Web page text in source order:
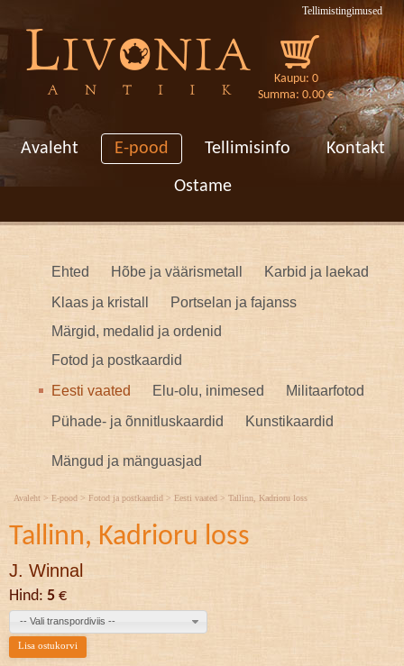
Tellimistingimused
[VAR:loren]
Kaupu: 0
Summa: 0.00 €
Avaleht E-pood Tellimisinfo Kontakt
Ostame
Ehted Hõbe ja väärismetall
Karbid ja laekad
Klaas ja kristall
Portselan ja fajanss
Märgid, medalid ja ordenid
Fotod ja postkaardid
Eesti vaated
Elu-olu, inimesed
Militaarfotod
Pühade- ja õnnitluskaardid
Kunstikaardid
Mängud ja mänguasjad
Avaleht > E-pood > Fotod ja postkaardid > Eesti vaated > Tallinn, Kadrioru loss
Tallinn, Kadrioru loss
J. Winnal
Hind: 5 €
-- Vali transpordiviis --